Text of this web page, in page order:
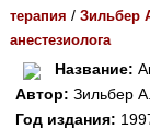
Истории
Лекции и
Восстановить пароль
Регистрация
терапия / Зильбер
анестезиолога
Название:
Автор: Зильбер
Год издания: